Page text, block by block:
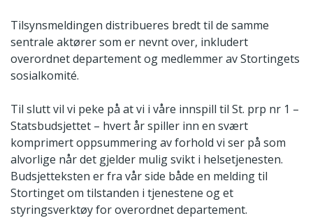
Tilsynsmeldingen distribueres bredt til de samme
sentrale aktører som er nevnt over, inkludert
overordnet departement og medlemmer av Stortingets
sosialkomité.
Til slutt vil vi peke på at vi i våre innspill til St. prp nr 1 –
Statsbudsjettet – hvert år spiller inn en svært
komprimert oppsummering av forhold vi ser på som
alvorlige når det gjelder mulig svikt i helsetjenesten.
Budsjetteksten er fra vår side både en melding til
Stortinget om tilstanden i tjenestene og et
styringsverktøy for overordnet departement.